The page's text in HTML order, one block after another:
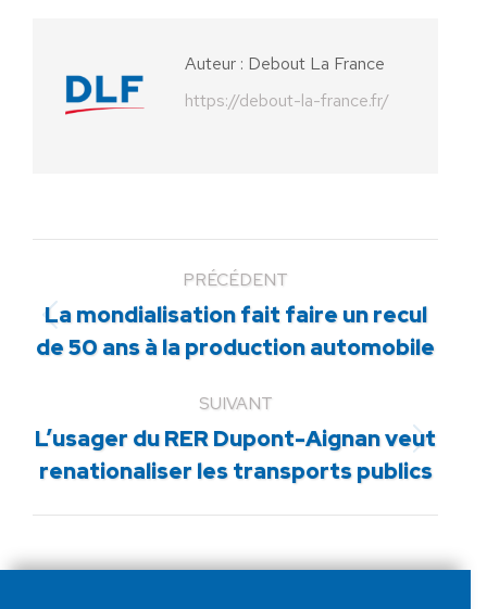
Auteur : Debout La France
https://debout-la-france.fr/
PRÉCÉDENT
Article
précédent
La mondialisation fait faire un recul
de 50 ans à la production automobile
SUIVANT
Article
suivant
L’usager du RER Dupont-Aignan veut
renationaliser les transports publics